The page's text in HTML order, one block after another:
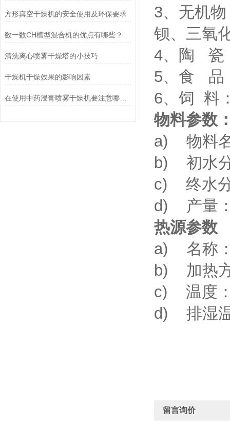
方形真空干燥机的安全使用及环保要求
数一数CH槽型混合机的优点有哪些？
清洗离心喷雾干燥塔的小技巧
干燥机干燥效果的影响因素
在使用中药浸膏喷雾干燥机要注意哪些细节
3、无机
钡、三氧
4、陶 瓷
5、食 品
6、饲 料
物料参数
a) 物料
b) 初水
c) 终水
d) 产量：
热源参数
a) 名称：
b) 加热方
c) 温度
d) 排湿
留言询价